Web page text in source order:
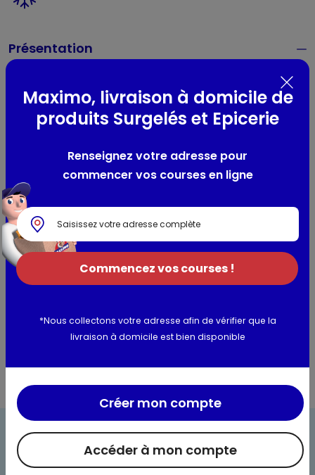
Présentation
6 parts
Utilisation et conservation
Composition / Ingrédients / Allergènes
Chaudin fuseau estomac de porc, oignon, glace, sel,
épices, plantes aromatiques, arôme naturel de poivre,
acidifiant : E330, conservateur : E250. Enveloppe: Menu de
porc.
Valeurs nutritionnelles
Informations complémentaires
Maximo, livraison à domicile de
produits Surgelés et Epicerie
Renseignez votre adresse pour
commencer vos courses en ligne
Commencez vos courses !
*Nous collectons votre adresse afin de vérifier que la
livraison à domicile est bien disponible
Accéder à mon compte
Créer mon compte